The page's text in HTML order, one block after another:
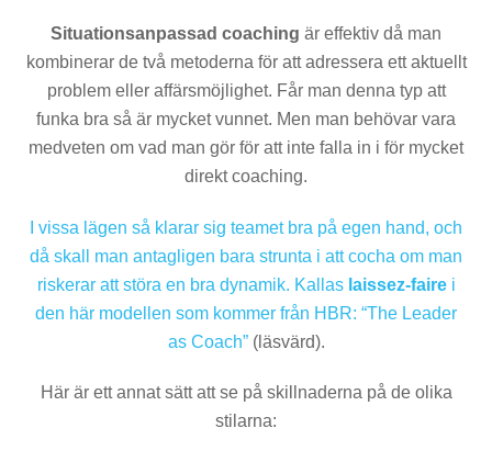
Situationsanpassad coaching är effektiv då man
kombinerar de två metoderna för att adressera ett aktuellt
problem eller affärsmöjlighet. Får man denna typ att
funka bra så är mycket vunnet. Men man behövar vara
medveten om vad man gör för att inte falla in i för mycket
direkt coaching.
I vissa lägen så klarar sig teamet bra på egen hand, och
då skall man antagligen bara strunta i att cocha om man
riskerar att störa en bra dynamik. Kallas laissez-fairei
den här modellen som kommer från HBR: “The Leader
as Coach”(läsvärd).
Här är ett annat sätt att se på skillnaderna på de olika
stilarna: